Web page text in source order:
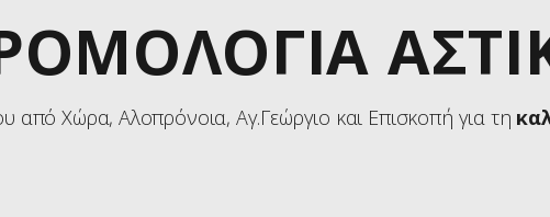
ΕΠΙΚΟΙΝΩΝΊΑ
από Χώρα, Αλοπρόνοια, Αγ.Γεώργιο και Επισκοπή για τη